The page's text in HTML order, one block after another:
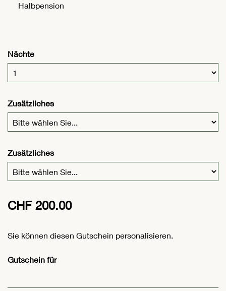
Halbpension
Nächte
Zusätzliches
Zusätzliches
CHF 200.00
Sie können diesen Gutschein personalisieren.
Gutschein für